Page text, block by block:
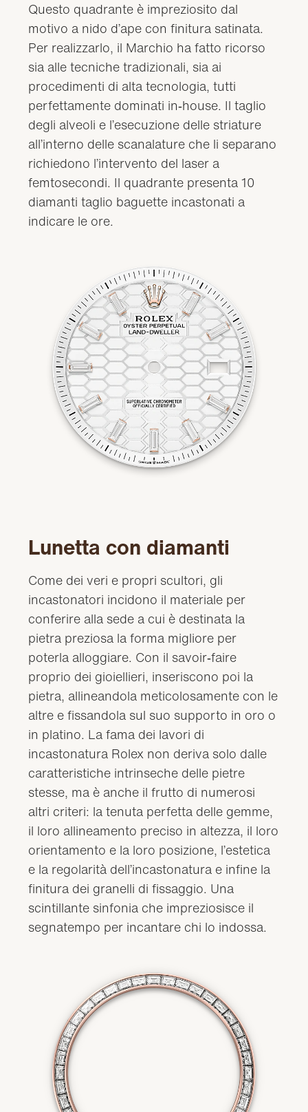
Questo quadrante è impreziosito dal
motivo a nido d’ape con finitura satinata.
Per realizzarlo, il Marchio ha fatto ricorso
sia alle tecniche tradizionali, sia ai
procedimenti di alta tecnologia, tutti
perfettamente dominati in‑house. Il taglio
degli alveoli e l’esecuzione delle striature
all’interno delle scanalature che li separano
richiedono l’intervento del laser a
femtosecondi. Il quadrante presenta 10
diamanti taglio baguette incastonati a
indicare le ore.
Lunetta con diamanti
Come dei veri e propri scultori, gli
incastonatori incidono il materiale per
conferire alla sede a cui è destinata la
pietra preziosa la forma migliore per
poterla alloggiare. Con il savoir‑faire
proprio dei gioiellieri, inseriscono poi la
pietra, allineandola meticolosamente con le
altre e fissandola sul suo supporto in oro o
in platino. La fama dei lavori di
incastonatura Rolex non deriva solo dalle
caratteristiche intrinseche delle pietre
stesse, ma è anche il frutto di numerosi
altri criteri: la tenuta perfetta delle gemme,
il loro allineamento preciso in altezza, il loro
orientamento e la loro posizione, l’estetica
e la regolarità dell’incastonatura e infine la
finitura dei granelli di fissaggio. Una
scintillante sinfonia che impreziosisce il
segnatempo per incantare chi lo indossa.